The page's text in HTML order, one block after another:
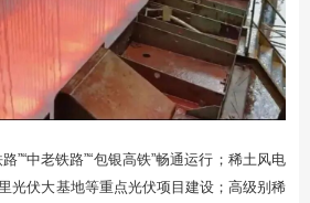
”“中老铁路”“包银高铁”畅通运行；稀土风电
光伏大基地等重点光伏项目建设；高级别稀